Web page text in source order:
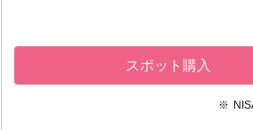
スポット購入